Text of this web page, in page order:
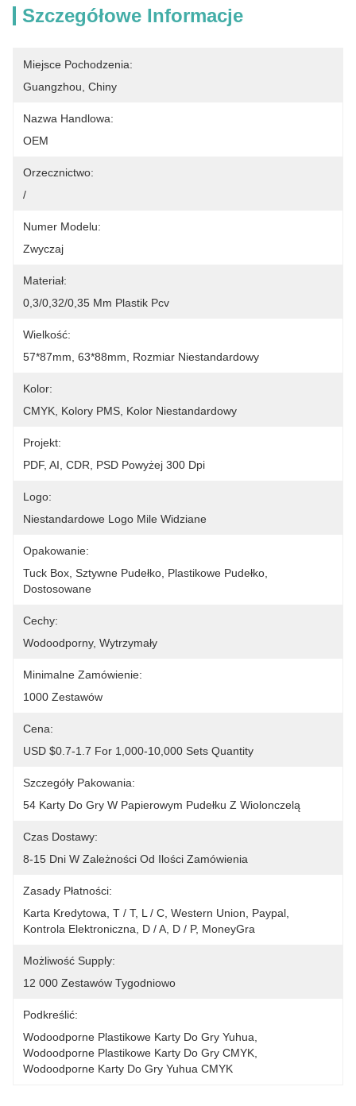
Szczegółowe Informacje
Miejsce Pochodzenia:
Guangzhou, Chiny
Nazwa Handlowa:
OEM
Orzecznictwo:
/
Numer Modelu:
Zwyczaj
Materiał:
0,3/0,32/0,35 Mm Plastik Pcv
Wielkość:
57*87mm, 63*88mm, Rozmiar Niestandardowy
Kolor:
CMYK, Kolory PMS, Kolor Niestandardowy
Projekt:
PDF, AI, CDR, PSD Powyżej 300 Dpi
Logo:
Niestandardowe Logo Mile Widziane
Opakowanie:
Tuck Box, Sztywne Pudełko, Plastikowe Pudełko,
Dostosowane
Cechy:
Wodoodporny, Wytrzymały
Minimalne Zamówienie:
1000 Zestawów
Cena:
USD $0.7-1.7 For 1,000-10,000 Sets Quantity
Szczegóły Pakowania:
54 Karty Do Gry W Papierowym Pudełku Z Wiolonczelą
Czas Dostawy:
8-15 Dni W Zależności Od Ilości Zamówienia
Zasady Płatności:
Karta Kredytowa, T / T, L / C, Western Union, Paypal,
Kontrola Elektroniczna, D / A, D / P, MoneyGra
Możliwość Supply:
12 000 Zestawów Tygodniowo
Podkreślić:
Wodoodporne Plastikowe Karty Do Gry Yuhua
Wodoodporne Plastikowe Karty Do Gry CMYK
Wodoodporne Karty Do Gry Yuhua CMYK